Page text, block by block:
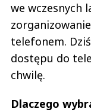
we wczesnych
telefonem.
dostępu do
chwilę.
Dlaczego